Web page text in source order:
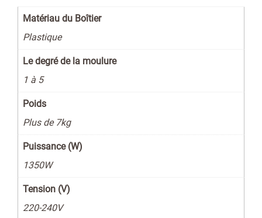
Matériau du Boîtier
Plastique
Le degré de la moulure
1 à 5
Poids
Plus de 7kg
Puissance (W)
1350W
Tension (V)
220-240V